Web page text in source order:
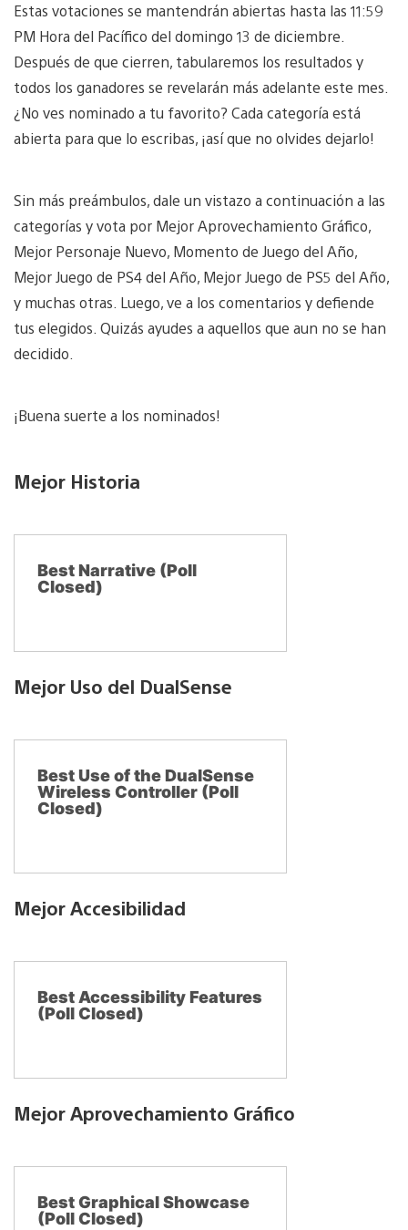
Estas votaciones se mantendrán abiertas hasta las 11:59
PM Hora del Pacífico del domingo 13 de diciembre.
Después de que cierren, tabularemos los resultados y
todos los ganadores se revelarán más adelante este mes.
¿No ves nominado a tu favorito? Cada categoría está
abierta para que lo escribas, ¡así que no olvides dejarlo!
Sin más preámbulos, dale un vistazo a continuación a las
categorías y vota por Mejor Aprovechamiento Gráfico,
Mejor Personaje Nuevo, Momento de Juego del Año,
Mejor Juego de PS4 del Año, Mejor Juego de PS5 del Año,
y muchas otras. Luego, ve a los comentarios y defiende
tus elegidos. Quizás ayudes a aquellos que aun no se han
decidido.
¡Buena suerte a los nominados!
Mejor Historia
Best Narrative (Poll
Closed)
Mejor Uso del DualSense
Best Use of the DualSense
Wireless Controller (Poll
Closed)
Mejor Accesibilidad
Best Accessibility Features
(Poll Closed)
Mejor Aprovechamiento Gráfico
Best Graphical Showcase
(Poll Closed)